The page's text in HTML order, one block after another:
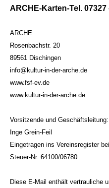
ARCHE-Karten-Tel. 07327
ARCHE
Rosenbachstr. 20
89561 Dischingen
info@kultur-in-der-arche.de
www.fsf-ev.de
www.kultur-in-der-arche.de
Vorsitzende und Geschäftsleitung:
Inge Grein-Feil
Eingetragen ins Vereinsregister
Steuer-Nr. 64100/06780
Diese E-Mail enthält vertrauliche